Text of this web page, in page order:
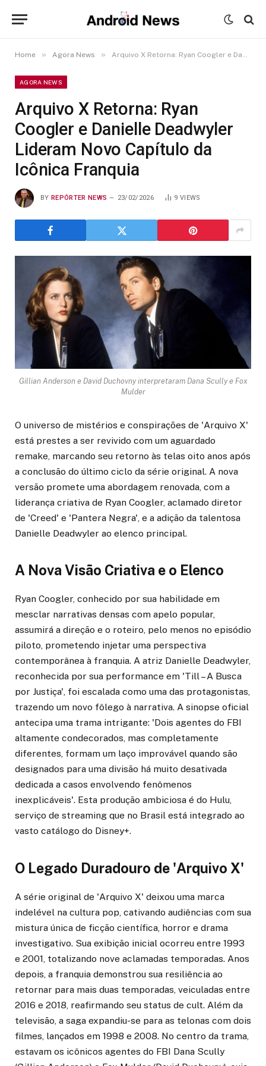
Home » Agora News » Arquivo X Retorna: Ryan Coogler e Danielle Deadwyler Lideram Novo Capítulo da Icônica Franquia
AGORA NEWS
Arquivo X Retorna: Ryan
Coogler e Danielle Deadwyler
Lideram Novo Capítulo da
Icônica Franquia
BY REPÓRTER NEWS 23/02/2026 9 VIEWS
Gillian Anderson e David Duchovny interpretaram Dana Scully e Fox
Mulder
O universo de mistérios e conspirações de 'Arquivo X'
está prestes a ser revivido com um aguardado
remake, marcando seu retorno às telas oito anos após
a conclusão do último ciclo da série original. A nova
versão promete uma abordagem renovada, com a
liderança criativa de Ryan Coogler, aclamado diretor
de 'Creed' e 'Pantera Negra', e a adição da talentosa
Danielle Deadwyler ao elenco principal.
A Nova Visão Criativa e o Elenco
Ryan Coogler, conhecido por sua habilidade em
mesclar narrativas densas com apelo popular,
assumirá a direção e o roteiro, pelo menos no episódio
piloto, prometendo injetar uma perspectiva
contemporânea à franquia. A atriz Danielle Deadwyler,
reconhecida por sua performance em 'Till – A Busca
por Justiça', foi escalada como uma das protagonistas,
trazendo um novo fôlego à narrativa. A sinopse oficial
antecipa uma trama intrigante: 'Dois agentes do FBI
altamente condecorados, mas completamente
diferentes, formam um laço improvável quando são
designados para uma divisão há muito desativada
dedicada a casos envolvendo fenômenos
inexplicáveis'. Esta produção ambiciosa é do Hulu,
serviço de streaming que no Brasil está integrado ao
vasto catálogo do Disney+.
O Legado Duradouro de 'Arquivo X'
A série original de 'Arquivo X' deixou uma marca
indelével na cultura pop, cativando audiências com sua
mistura única de ficção científica, horror e drama
investigativo. Sua exibição inicial ocorreu entre 1993
e 2001, totalizando nove aclamadas temporadas. Anos
depois, a franquia demonstrou sua resiliência ao
retornar para mais duas temporadas, veiculadas entre
2016 e 2018, reafirmando seu status de cult. Além da
televisão, a saga expandiu-se para as telonas com dois
filmes, lançados em 1998 e 2008. No centro da trama,
estavam os icônicos agentes do FBI Dana Scully